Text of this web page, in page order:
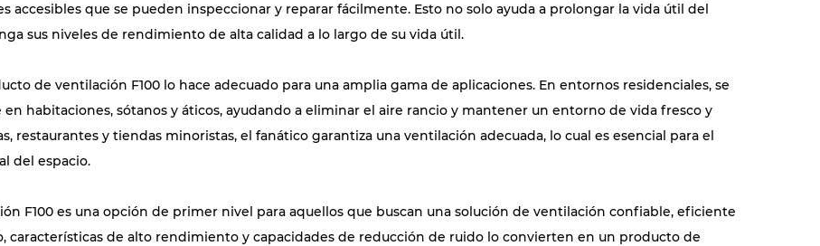
que se pueden inspeccionar y reparar fácilmente. Esto no solo ayuda a prolongar la vida útil del
sus niveles de rendimiento de alta calidad a lo largo de su vida útil.
de ventilación F100 lo hace adecuado para una amplia gama de aplicaciones. En entornos residenciales, se
habitaciones, sótanos y áticos, ayudando a eliminar el aire rancio y mantener un entorno de vida fresco y
restaurantes y tiendas minoristas, el fanático garantiza una ventilación adecuada, lo cual es esencial para el
del espacio.
F100 es una opción de primer nivel para aquellos que buscan una solución de ventilación confiable, eficiente
características de alto rendimiento y capacidades de reducción de ruido lo convierten en un producto de